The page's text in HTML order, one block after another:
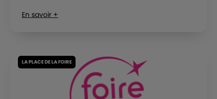
En savoir +
LA PLACE DE LA FOIRE